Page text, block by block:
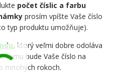
počet číslic a farbu
prosím vpíšte Vaše číslo
typ produktu umožňuje).
, ktorý veľmi dobre odoláva
tomu bude Vaše číslo na
mnohých rokoch.